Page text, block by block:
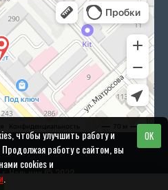
Нальчик © 2022
OK
чтобы улучшить работу и
работу с сайтом, вы
cookies и
.